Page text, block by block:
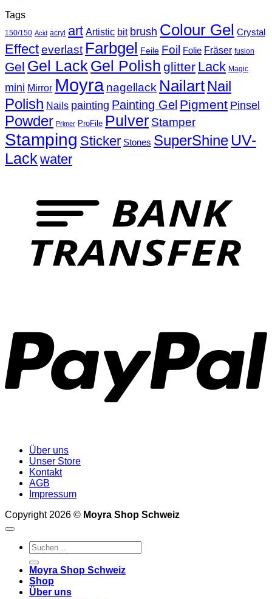
Tags
150/150 Acid acryl art Artistic bit brush Colour Gel Crystal
Effecteverlast Farbgel Feile Foil Folie Fräser fusion
Gel Gel Lack Gel Polish glitter Lack Magic
mini Mirror Moyra nagellack Nailart Nail
Polish Nails painting Painting Gel Pigment Pinsel
Powder Primer ProFile Pulver Stamper
Stamping Sticker Stones SuperShine UV-
Lack water
Über uns
Unser Store
Kontakt
AGB
Impressum
Copyright 2026 © Moyra Shop Schweiz
Suchen
nach:
Moyra Shop Schweiz
Shop
Über uns